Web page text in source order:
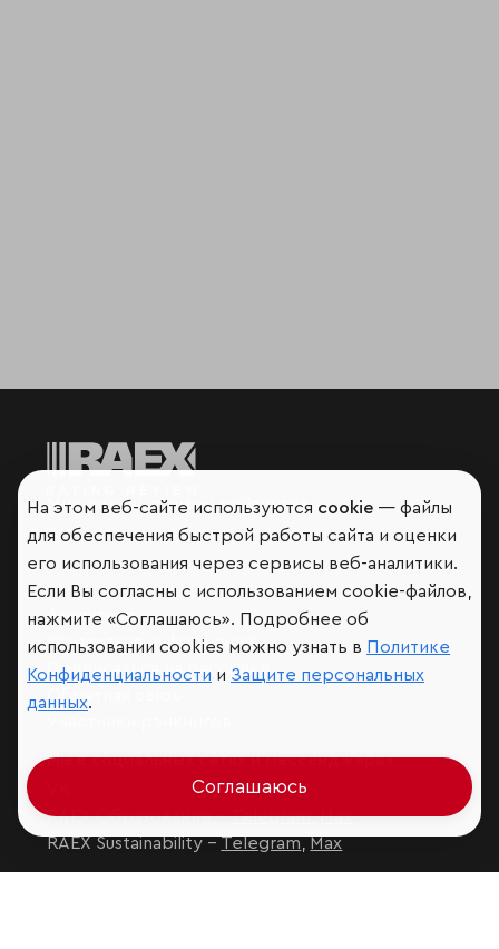
Мир сквозь призму рейтингов
Аналитика
Контактная информация
Подписаться на рассылку
Обратная связь
Мы в социальных сетях и мессенджерах
RAEX Образование –Telegram,Max
RAEX Sustainability – Telegram, Max
На этом веб-сайте используются cookie — файлы
для обеспечения быстрой работы сайта и оценки
его использования через сервисы веб-аналитики.
Если Вы согласны с использованием cookie-файлов,
нажмите «Соглашаюсь». Подробнее об
использовании cookies можно узнать в Политике
Конфиденциальности и Защите персональных
данных.
Соглашаюсь